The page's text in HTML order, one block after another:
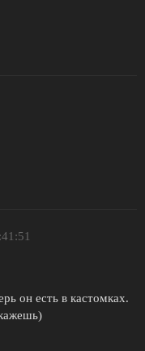
он есть в кастомках.